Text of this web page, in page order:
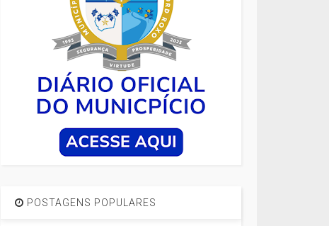
POSTAGENS POPULARES